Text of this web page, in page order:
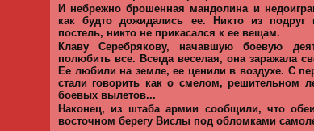
И небрежно брошенная мандолина и
как будто дожидались ее. Никто из
постель, никто не прикасался к ее вещам.
Клаву Серебрякову, начавшую боевую
полюбить все. Всегда веселая, она заражала
Ее любили на земле, ее ценили в воздухе. С
стали говорить как о смелом, решительном
боевых вылетов...
Наконец, из штаба армии сообщили, что
восточном берегу Вислы под обломками